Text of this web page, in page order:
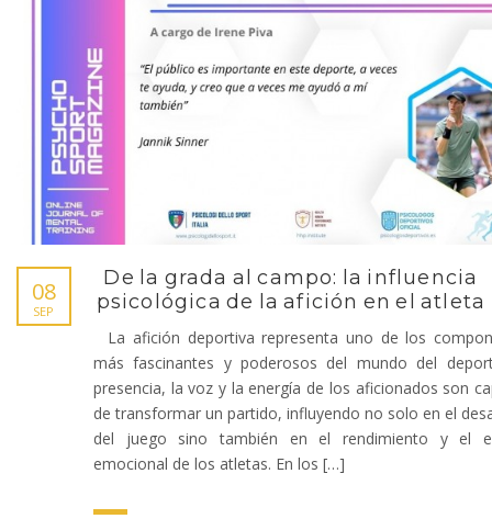
08
SEP
De la grada al campo: la influencia
psicológica de la afición en el atleta
La afición deportiva representa uno de los
más fascinantes y poderosos del mundo del
presencia, la voz y la energía de los aficionados son
de transformar un partido, influyendo no solo en el
del juego sino también en el rendimiento y el
emocional de los atletas. En los […]